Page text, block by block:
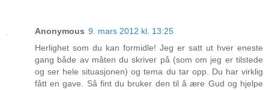
Anonymous 9. mars 2012 kl. 13:25
Herlighet som du kan formidle! Jeg er satt ut hver eneste
gang både av måten du skriver på (som om jeg er tilstede
og ser hele situasjonen) og tema du tar opp. Du har virklig
fått en gave. Så fint du bruker den til å ære Gud og hjelpe